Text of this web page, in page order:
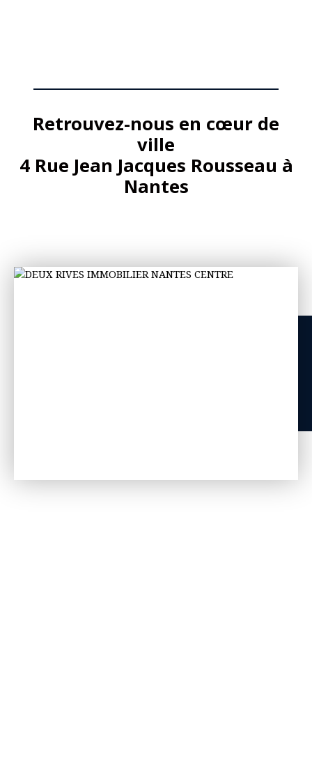
Retrouvez-nous en cœur de
ville
4 Rue Jean Jacques Rousseau à
Nantes